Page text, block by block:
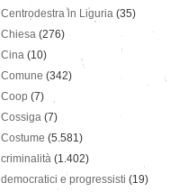
Centrodestra in Liguria (35)
Chiesa (276)
Cina (10)
Comune (342)
Coop (7)
Cossiga (7)
Costume (5.581)
criminalità (1.402)
democratici e progressisti (19)